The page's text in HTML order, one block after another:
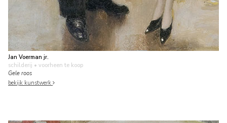
Jan Voerman jr.
schilderij • voorheen te koop
Gele roos
bekijk kunstwerk